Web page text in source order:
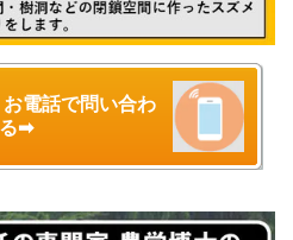
電話で問い合わ
➡